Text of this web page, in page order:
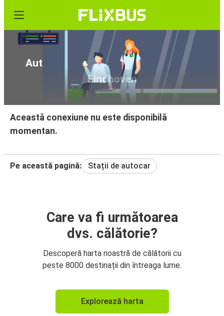
Autocar de la Castellón de la Plana la
Eindhoven
Această conexiune nu este disponibilă
momentan.
Pe această pagină: Stații de autocar
Care va fi următoarea
dvs. călătorie?
Descoperă harta noastră de călătorii cu
peste 8000 destinații din întreaga lume.
Explorează harta